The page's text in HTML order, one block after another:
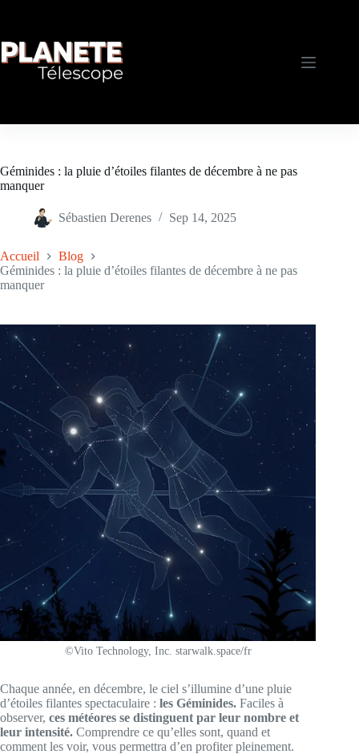
Géminides : la pluie d’étoiles filantes de décembre à ne pas
manquer
Sébastien Derenes Sep 14, 2025
Accueil
Blog
Géminides : la pluie d’étoiles filantes de décembre à ne pas
manquer
©Vito Technology, Inc. starwalk.space/fr
Chaque année, en décembre, le ciel s’illumine d’une pluie
d’étoiles filantes spectaculaire : les Géminides. Faciles à
observer, ces météores se distinguent par leur nombre et
leur intensité. Comprendre ce qu’elles sont, quand et
comment les voir, vous permettra d’en profiter pleinement.